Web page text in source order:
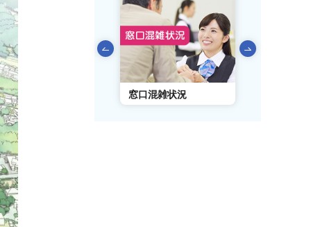
前のスライドを表示
AIチャットボット 窓口混雑状況